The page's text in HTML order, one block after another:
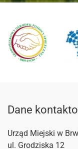
Dane
Urząd Miejski w
ul. Grodziska 12